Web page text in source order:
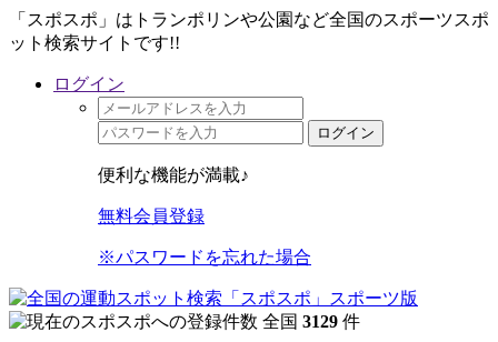
「スポスポ」はトランポリンや公園など全国のスポーツスポ
ット検索サイトです!!
ログイン
ログイン
便利な機能が満載♪
無料会員登録
※パスワードを忘れた場合
全国 3129 件